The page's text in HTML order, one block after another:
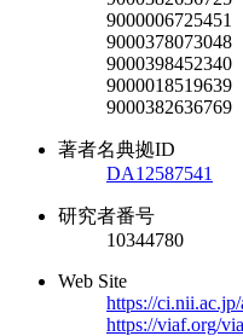
9000006725451
9000378073048
9000398452340
9000018519639
9000382636769
著者名典拠ID
DA12587541
研究者番号
10344780
Web Site
https://
https://viaf.org/